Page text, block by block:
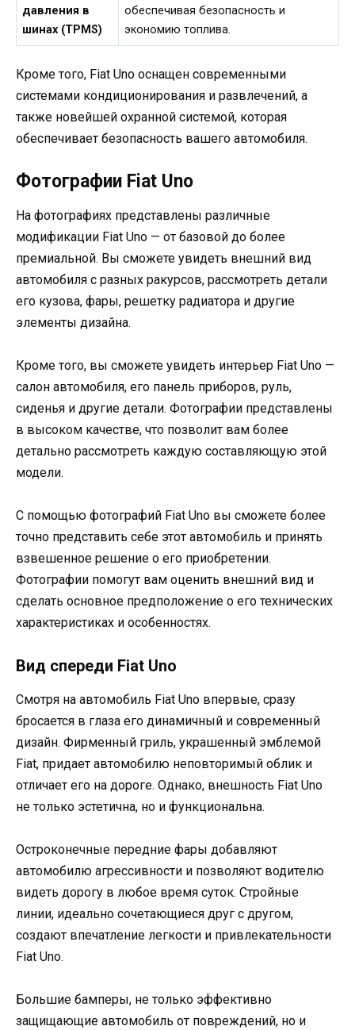
давления в
шинах (TPMS)
обеспечивая безопасность и
экономию топлива.
Кроме того, Fiat Uno оснащен современными
системами кондиционирования и развлечений, а
также новейшей охранной системой, которая
обеспечивает безопасность вашего автомобиля.
Фотографии Fiat Uno
На фотографиях представлены различные
модификации Fiat Uno — от базовой до более
премиальной. Вы сможете увидеть внешний вид
автомобиля с разных ракурсов, рассмотреть детали
его кузова, фары, решетку радиатора и другие
элементы дизайна.
Кроме того, вы сможете увидеть интерьер Fiat Uno —
салон автомобиля, его панель приборов, руль,
сиденья и другие детали. Фотографии представлены
в высоком качестве, что позволит вам более
детально рассмотреть каждую составляющую этой
модели.
С помощью фотографий Fiat Uno вы сможете более
точно представить себе этот автомобиль и принять
взвешенное решение о его приобретении.
Фотографии помогут вам оценить внешний вид и
сделать основное предположение о его технических
характеристиках и особенностях.
Вид спереди Fiat Uno
Смотря на автомобиль Fiat Uno впервые, сразу
бросается в глаза его динамичный и современный
дизайн. Фирменный гриль, украшенный эмблемой
Fiat, придает автомобилю неповторимый облик и
отличает его на дороге. Однако, внешность Fiat Uno
не только эстетична, но и функциональна.
Остроконечные передние фары добавляют
автомобилю агрессивности и позволяют водителю
видеть дорогу в любое время суток. Стройные
линии, идеально сочетающиеся друг с другом,
создают впечатление легкости и привлекательности
Fiat Uno.
Большие бамперы, не только эффективно
защищающие автомобиль от повреждений, но и